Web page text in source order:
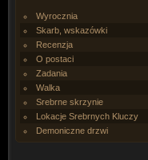
Wyrocznia
Skarb, wskazówki
Recenzja
O postaci
Zadania
Walka
Srebrne skrzynie
Lokacje Srebrnych Kluczy
Demoniczne drzwi